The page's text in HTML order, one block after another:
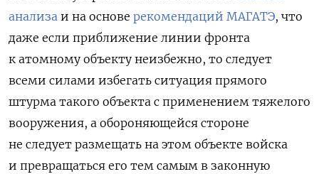
анализа и на основе рекомендаций МАГАТЭ, что
даже если приближение линии фронта
к атомному объекту неизбежно, то следует
всеми силами избегать ситуация прямого
штурма такого объекта с применением тяжелого
вооружения, а обороняющейся стороне
не следует размещать на этом объекте войска
и превращаться его тем самым в законную